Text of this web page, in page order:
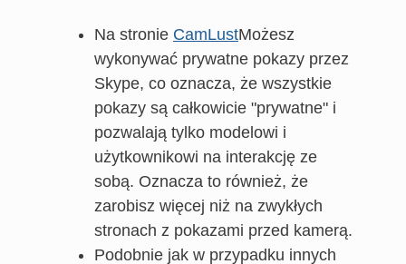
Na stronie CamLustMożesz
wykonywać prywatne pokazy przez
Skype, co oznacza, że wszystkie
pokazy są całkowicie "prywatne" i
pozwalają tylko modelowi i
użytkownikowi na interakcję ze
sobą. Oznacza to również, że
zarobisz więcej niż na zwykłych
stronach z pokazami przed kamerą.
Podobnie jak w przypadku innych